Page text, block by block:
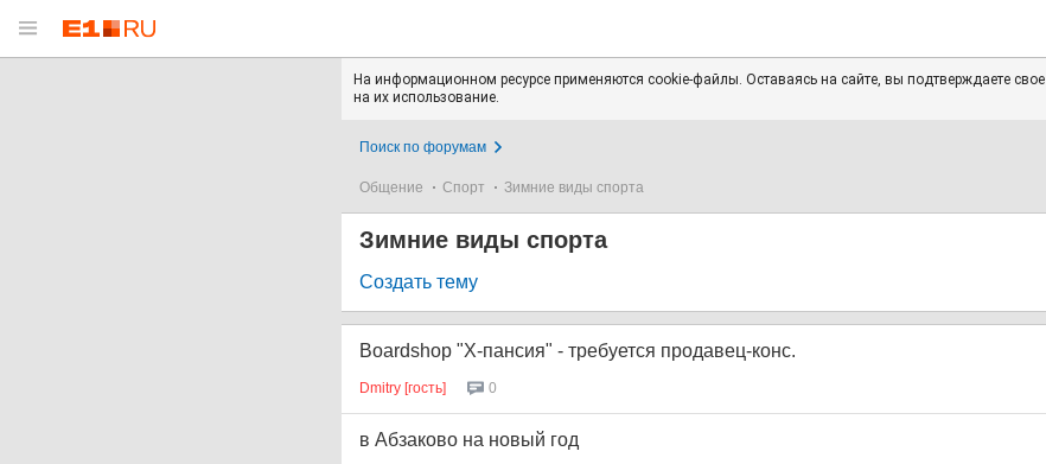
На информационном ресурсе применяются cookie-файлы. Оставаясь на сайте, вы подтверждаете свое
на их использование.
Поиск по форумам
Общение Спорт Зимние виды спорта
Зимние виды спорта
Создать тему
Boardshop "Х-пансия" - требуется продавец-конс.
Dmitry [гость] 0
в Абзаково на новый год